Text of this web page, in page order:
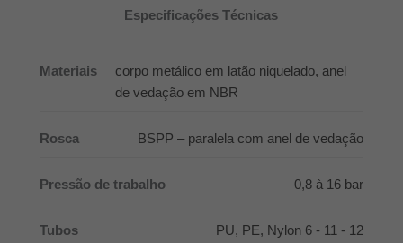
Especificações Técnicas
Materiais
corpo metálico em latão niquelado, anel
de vedação em NBR
Rosca BSPP – paralela com anel de vedação
Pressão de trabalho 0,8 à 16 bar
Tubos PU, PE, Nylon 6 - 11 - 12